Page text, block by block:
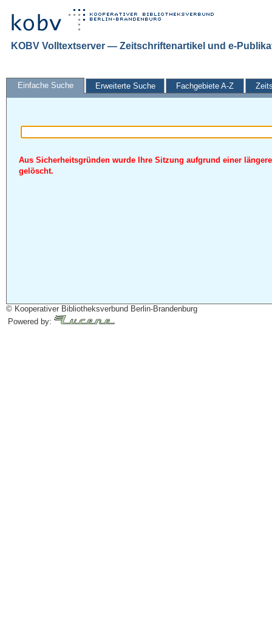
KOBV Volltextserver — Zeitschriftenartikel und e-
Einfache Suche Erweiterte Suche Fachgebiete A-Z
Aus Sicherheitsgründen wurde Ihre Sitzung aufgrund einer
gelöscht.
© Kooperativer Bibliotheksverbund Berlin-Brandenburg
Powered by: